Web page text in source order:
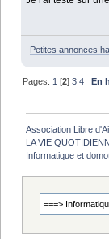
Petites annonces
Pages:1 [2]3 4
En
Association Libre
LA VIE
Informatique et